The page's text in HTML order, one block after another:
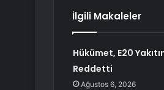
İlgili Makaleler
Hükümet, E20
Reddetti
Ağustos 6, 2026